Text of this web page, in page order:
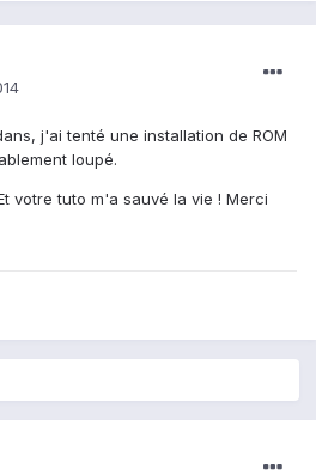
j'ai tenté une installation de ROM
loupé.
votre tuto m'a sauvé la vie ! Merci